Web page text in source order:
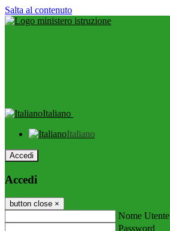
Salta al contenuto
Italiano
Italiano
Accedi
Accedi
button close ×
Nome Utente
Password